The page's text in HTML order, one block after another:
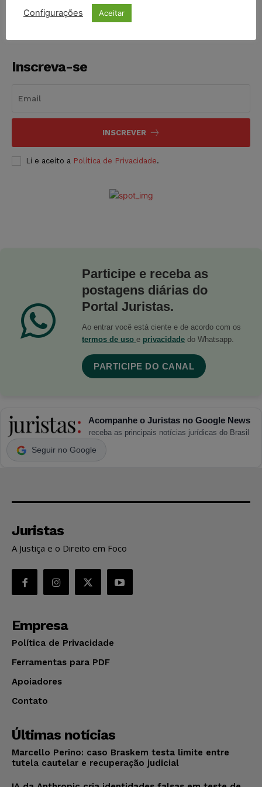
Inscreva-se
INSCREVER
Li e aceito a Política de Privacidade.
Participe e receba as
postagens diárias do
Portal Juristas.
Ao entrar você está ciente e de acordo com os
termos de uso e privacidade do Whatsapp.
PARTICIPE DO CANAL
Acompanhe o Juristas no Google News
receba as principais notícias jurídicas do Brasil
Seguir no Google
Juristas
A Justiça e o Direito em Foco
Empresa
Política de Privacidade
Ferramentas para PDF
Apoiadores
Contato
Últimas notícias
Marcello Perino: caso Braskem testa limite entre
tutela cautelar e recuperação judicial
Configurações Aceitar